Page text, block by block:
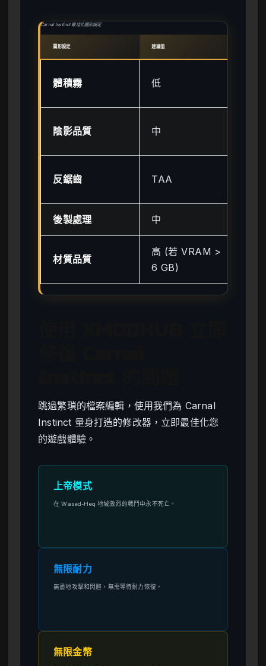
Carnal Instinct 最佳化圖形設定
圖形設定 建議值
體積霧 低
陰影品質 中
反鋸齒 TAA
後製處理 中
材質品質
高 (若 VRAM >
6 GB)
跳過繁瑣的檔案編輯，使用我們為 Carnal
Instinct 量身打造的修改器，立即最佳化您
的遊戲體驗。
上帝模式
在 Wased-Heq 地城激烈的戰鬥中永不死亡。
無限耐力
無盡地攻擊和閃避，無需等待耐力恢復。
無限金幣